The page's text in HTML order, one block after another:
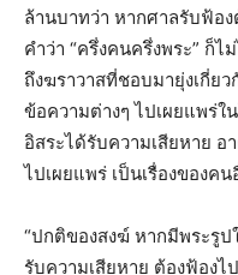
ล้านบาทว่า หากศาลรับฟ้อ
คำว่า “ครึ่งคนครึ่งพระ” ก็
ถึงฆราวาสที่ชอบมายุ่งเกี่ย
ข้อความต่างๆ ไปเผยแพร่ใ
อิสระได้รับความเสียหาย อ
ไปเผยแพร่ เป็นเรื่องของค
“ปกติของสงฆ์ หากมีพระรู
รับความเสียหาย ต้องฟ้องไ